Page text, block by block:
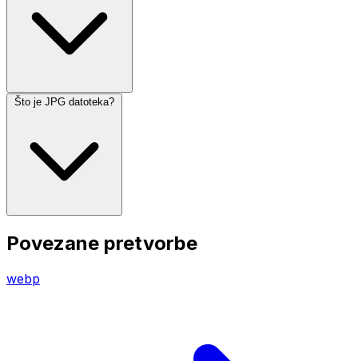
Što je JPG datoteka?
Povezane pretvorbe
webp